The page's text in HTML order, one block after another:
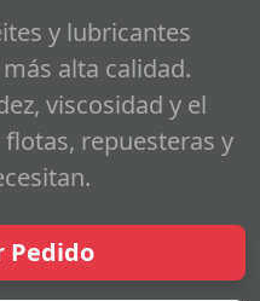
y lubricantes
alta calidad.
viscosidad y el
repuesteras y
Pedido